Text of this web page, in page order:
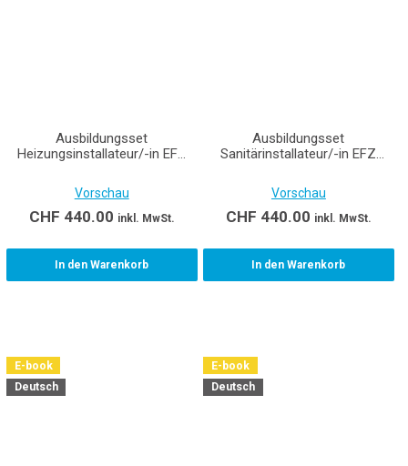
Ausbildungsset
Heizungsinstallateur/-in EFZ
Vorschau
CHF 440.00 inkl. MwSt.
In den Warenkorb
Ausbildungsset
Sanitärinstallateur/-in EFZ
Vorschau
CHF 440.00 inkl. MwSt.
In den Warenkorb
E-book
Deutsch
E-book
Deutsch